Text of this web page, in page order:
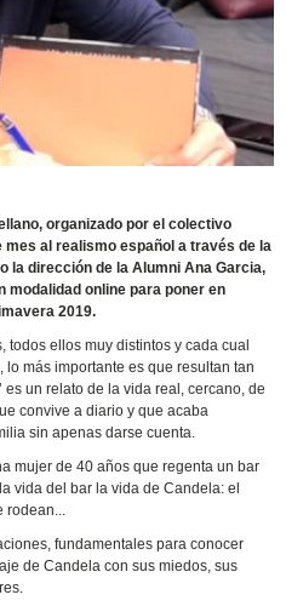
organizado por el colectivo
mes al realismo español a través de la
la dirección de la Alumni Ana Garcia,
modalidad online para poner en
2019.
ellos muy distintos y cada cual
más importante es que resultan tan
es un relato de la vida real, cercano, de
convive a diario y que acaba
sin apenas darse cuenta.
mujer de 40 años que regenta un bar
vida del bar la vida de Candela: el
rodean...
fundamentales para conocer
de Candela con sus miedos, sus